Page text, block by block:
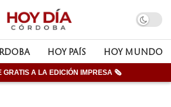
HOY PAÍS HOY MUNDO
GRATIS A LA EDICIÓN IMPRESA 🗞